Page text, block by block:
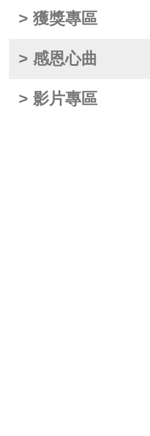
> 獲獎專區
> 感恩心曲
> 影片專區